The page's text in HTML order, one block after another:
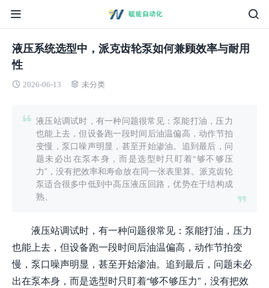
液压系统选型中，派克齿轮泵如何兼顾效率与耐用
性
2026-06-13 未分类
液压站调试时，有一种问题很常见：泵能打油，压力
也能上去，但设备跑一段时间后油温偏高，动作节拍
变慢，泵口噪声明显，甚至开始渗油。追到最后，问
题未必出在泵本身，而是选型时只盯着“够不够压
力”，没有把效率和寿命放在同一张表里算。派克齿轮
泵适合很多中低到中高压液压回路，优势在于结构成
熟、
液压站调试时，有一种问题很常见：泵能打油，压力
也能上去，但设备跑一段时间后油温偏高，动作节拍变
慢，泵口噪声明显，甚至开始渗油。追到最后，问题未必
出在泵本身，而是选型时只盯着“够不够压力”，没有把效